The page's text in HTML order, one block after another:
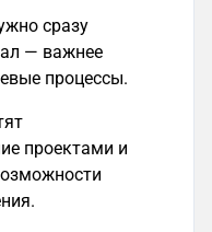
сразу
— важнее
процессы.
проектами и